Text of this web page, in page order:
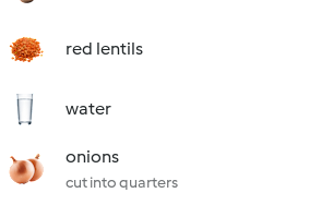
red lentils
water
onions
cut into quarters